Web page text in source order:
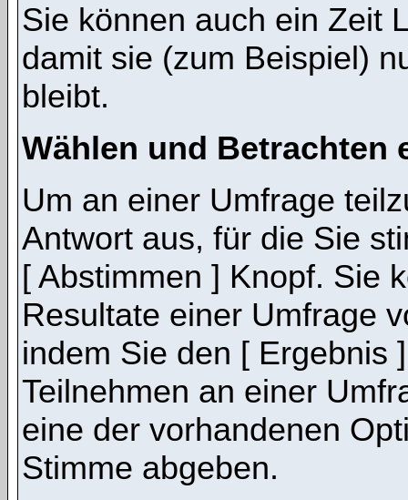
Sie können auch ein Zeit
damit sie (zum Beispiel)
bleibt.
Wählen und Betrachten
Um an einer Umfrage
Antwort aus, für die Sie
[ Abstimmen ] Knopf. Sie
Resultate einer Umfrage
indem Sie den [ Ergebnis
Teilnehmen an einer
eine der vorhandenen
Stimme abgeben.